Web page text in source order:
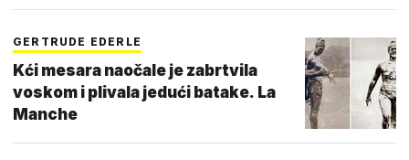
GERTRUDE EDERLE
Kći mesara naočale je zabrtvila
voskom i plivala jedući batake. La
Manche